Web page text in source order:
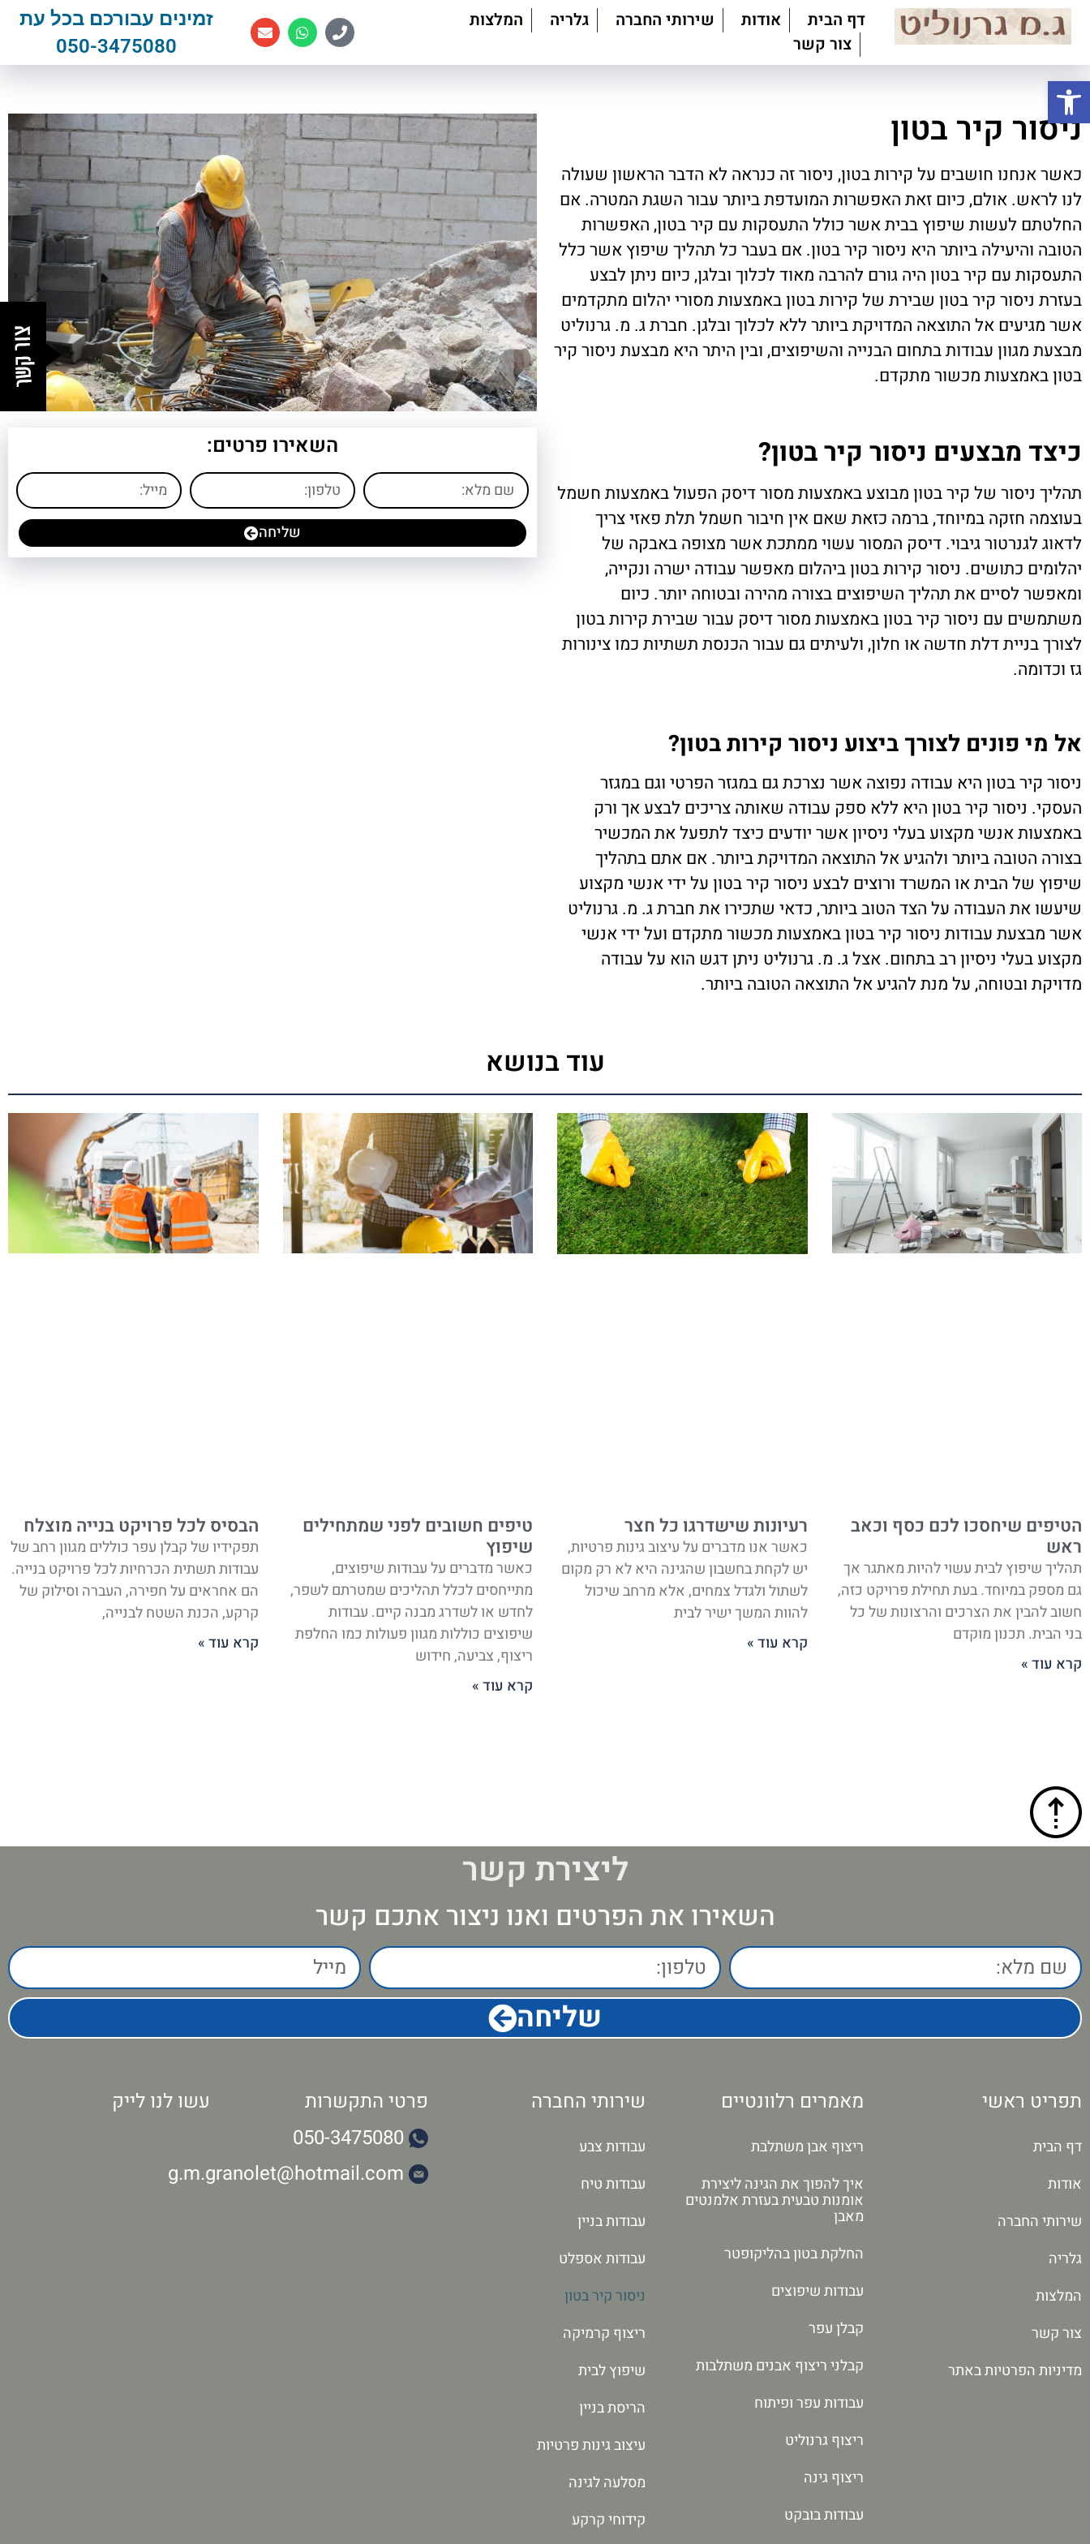
דף הבית אודות שירותי החברה גלריה
המלצות
צור קשר
זמינים עבורכם בכל עת
050-3475080
ניסור קיר בטון
כאשר אנחנו חושבים על קירות בטון, ניסור זה כנראה לא הדבר הראשון שעולה
לנו לראש. אולם, כיום זאת האפשרות המועדפת ביותר עבור השגת המטרה. אם
החלטתם לעשות שיפוץ בבית אשר כולל התעסקות עם קיר בטון, האפשרות
הטובה והיעילה ביותר היא ניסור קיר בטון. אם בעבר כל תהליך שיפוץ אשר כלל
התעסקות עם קיר בטון היה גורם להרבה מאוד לכלוך ובלגן, כיום ניתן לבצע
בעזרת ניסור קיר בטון שבירת של קירות בטון באמצעות מסורי יהלום מתקדמים
אשר מגיעים אל התוצאה המדויקת ביותר ללא לכלוך ובלגן. חברת ג. מ. גרנוליט
מבצעת מגוון עבודות בתחום הבנייה והשיפוצים, ובין היתר היא מבצעת ניסור קיר
בטון באמצעות מכשור מתקדם.
כיצד מבצעים ניסור קיר בטון?
תהליך ניסור של קיר בטון מבוצע באמצעות מסור דיסק הפעול באמצעות חשמל
בעוצמה חזקה במיוחד, ברמה כזאת שאם אין חיבור חשמל תלת פאזי צריך
לדאוג לגנרטור גיבוי. דיסק המסור עשוי ממתכת אשר מצופה באבקה של
יהלומים כתושים. ניסור קירות בטון ביהלום מאפשר עבודה ישרה ונקייה,
ומאפשר לסיים את תהליך השיפוצים בצורה מהירה ובטוחה יותר. כיום
משתמשים עם ניסור קיר בטון באמצעות מסור דיסק עבור שבירת קירות בטון
לצורך בניית דלת חדשה או חלון, ולעיתים גם עבור הכנסת תשתיות כמו צינורות
גז וכדומה.
אל מי פונים לצורך ביצוע ניסור קירות בטון?
ניסור קיר בטון היא עבודה נפוצה אשר נצרכת גם במגזר הפרטי וגם במגזר
העסקי. ניסור קיר בטון היא ללא ספק עבודה שאותה צריכים לבצע אך ורק
באמצעות אנשי מקצוע בעלי ניסיון אשר יודעים כיצד לתפעל את המכשיר
בצורה הטובה ביותר ולהגיע אל התוצאה המדויקת ביותר. אם אתם בתהליך
שיפוץ של הבית או המשרד ורוצים לבצע ניסור קיר בטון על ידי אנשי מקצוע
שיעשו את העבודה על הצד הטוב ביותר, כדאי שתכירו את חברת ג. מ. גרנוליט
אשר מבצעת עבודות ניסור קיר בטון באמצעות מכשור מתקדם ועל ידי אנשי
מקצוע בעלי ניסיון רב בתחום. אצל ג. מ. גרנוליט ניתן דגש הוא על עבודה
מדויקת ובטוחה, על מנת להגיע אל התוצאה הטובה ביותר.
השאירו פרטים:
שליחה
עוד בנושא
הטיפים שיחסכו לכם כסף וכאב
ראש
תהליך שיפוץ לבית עשוי להיות מאתגר אך
גם מספק במיוחד. בעת תחילת פרויקט כזה,
חשוב להבין את הצרכים והרצונות של כל
בני הבית. תכנון מוקדם
קרא עוד »
רעיונות שישדרגו כל חצר
כאשר אנו מדברים על עיצוב גינות פרטיות,
יש לקחת בחשבון שהגינה היא לא רק מקום
לשתול ולגדל צמחים, אלא מרחב שיכול
להוות המשך ישיר לבית
קרא עוד »
טיפים חשובים לפני שמתחילים
שיפוץ
כאשר מדברים על עבודות שיפוצים,
מתייחסים לכלל תהליכים שמטרתם לשפר,
לחדש או לשדרג מבנה קיים. עבודות
שיפוצים כוללות מגוון פעולות כמו החלפת
ריצוף, צביעה, חידוש
קרא עוד »
הבסיס לכל פרויקט בנייה מוצלח
תפקידיו של קבלן עפר כוללים מגוון רחב של
עבודות תשתית הכרחיות לכל פרויקט בנייה.
הם אחראים על חפירה, העברה וסילוק של
קרקע, הכנת השטח לבנייה,
קרא עוד »
ליצירת קשר
השאירו את הפרטים ואנו ניצור אתכם קשר
שליחה
תפריט ראשי
דף הבית
אודות
שירותי החברה
גלריה
המלצות
צור קשר
מדיניות הפרטיות באתר
מאמרים רלוונטיים
ריצוף אבן משתלבת
איך להפוך את הגינה ליצירת
אומנות טבעית בעזרת אלמנטים
מאבן
החלקת בטון בהליקופטר
עבודות שיפוצים
קבלן עפר
קבלני ריצוף אבנים משתלבות
עבודות עפר ופיתוח
ריצוף גרנוליט
ריצוף גינה
עבודות בובקט
שירותי החברה
עבודות צבע
עבודות טיח
עבודות בניין
עבודות אספלט
ניסור קיר בטון
ריצוף קרמיקה
שיפוץ לבית
הריסת בניין
עיצוב גינות פרטיות
מסלעה לגינה
קידוחי קרקע
פרטי התקשרות
050-3475080
g.m.granolet@hotmail.com
עשו לנו לייק
פתח סרגל נגישות